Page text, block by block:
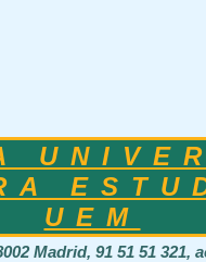
UEM
Madrid, 91 51 51 321,